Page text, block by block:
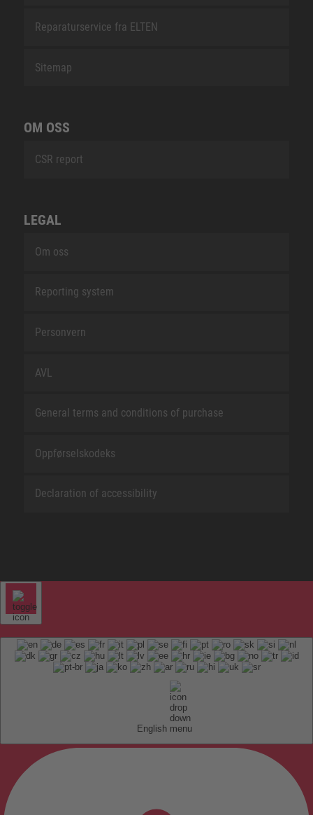
Reparaturservice fra ELTEN
Sitemap
OM OSS
CSR report
LEGAL
Om oss
Reporting system
Personvern
AVL
General terms and conditions of purchase
Oppførselskodeks
Declaration of accessibility
English